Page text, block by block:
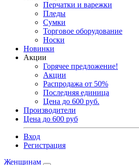
Перчатки и варежки
Пледы
Сумки
Торговое оборудование
Носки
Новинки
Акции
Горячее предложение!
Акции
Распродажа от 50%
Последняя единица
Цена до 600 руб.
Производители
Цена до 600 руб
Вход
Регистрация
Женщинам